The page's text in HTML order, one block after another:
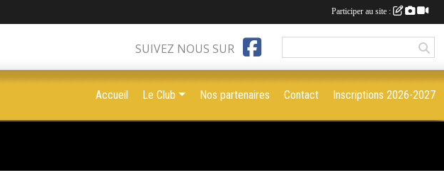
SUIVEZ NOUS SUR
Accueil Le Club Nos partenaires Contact Inscriptions 2026-2027
Participer au site :